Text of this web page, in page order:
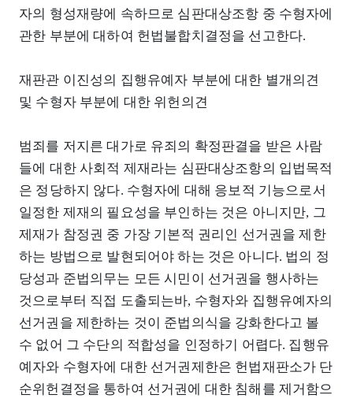
자의 형성재량에 속하므로 심판대상조항 중 수형자에
관한 부분에 대하여 헌법불합치결정을 선고한다.
재판관 이진성의 집행유예자 부분에 대한 별개의견
및 수형자 부분에 대한 위헌의견
범죄를 저지른 대가로 유죄의 확정판결을 받은 사람
들에 대한 사회적 제재라는 심판대상조항의 입법목적
은 정당하지 않다. 수형자에 대해 응보적 기능으로서
일정한 제재의 필요성을 부인하는 것은 아니지만, 그
제재가 참정권 중 가장 기본적 권리인 선거권을 제한
하는 방법으로 발현되어야 하는 것은 아니다. 법의 정
당성과 준법의무는 모든 시민이 선거권을 행사하는
것으로부터 직접 도출되는바, 수형자와 집행유예자의
선거권을 제한하는 것이 준법의식을 강화한다고 볼
수 없어 그 수단의 적합성을 인정하기 어렵다. 집행유
예자와 수형자에 대한 선거권제한은 헌법재판소가 단
순위헌결정을 통하여 선거권에 대한 침해를 제거함으